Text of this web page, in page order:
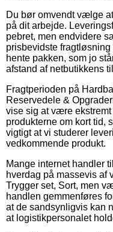
Du bør omvendt vælge
på dit arbejde.
pebret, men endvidere
prisbevidste
hente pakken, som jo
afstand af netbutikkens
Fragtperioden på
Reservedele &
vise sig at være
produkterne om kort tid,
vigtigt at vi studerer
vedkommende produkt.
Mange internet handler
hverdag på massevis af
Trygger set, Sort, men
handlen gemmenføres
at de sandsynligvis kan
at logistikpersonalet